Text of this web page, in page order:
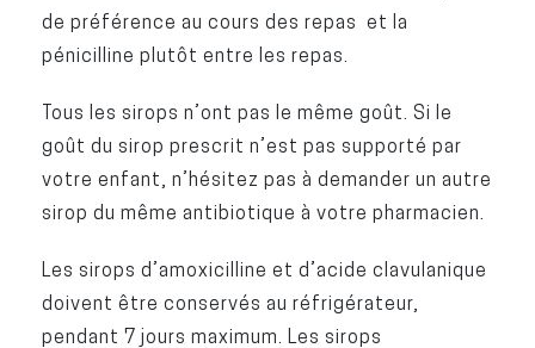
de préférence au cours des repas et la
pénicilline plutôt entre les repas.
Tous les sirops n’ont pas le même goût. Si le
goût du sirop prescrit n’est pas supporté par
votre enfant, n’hésitez pas à demander un autre
sirop du même antibiotique à votre pharmacien.
Les sirops d’amoxicilline et d’acide clavulanique
doivent être conservés au réfrigérateur,
pendant 7 jours maximum. Les sirops